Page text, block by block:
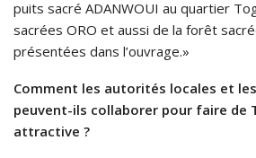
puits sacré ADANWOUI au quartier
sacrées ORO et aussi de la forêt
présentées dans l’ouvrage.»
Comment les autorités locales et
peuvent-ils collaborer pour faire de
attractive ?